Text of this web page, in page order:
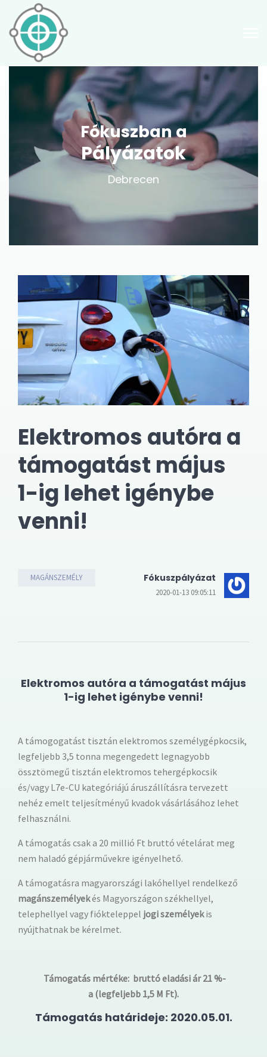
Fókuszban a
Pályázatok
Debrecen
Elektromos autóra a
támogatást május
1-ig lehet igénybe
venni!
MAGÁNSZEMÉLY Fókuszpályázat
2020-01-13 09:05:11
Elektromos autóra a támogatást május
1-ig lehet igénybe venni!
A támogogatást tisztán elektromos személygépkocsik,
legfeljebb 3,5 tonna megengedett legnagyobb
össztömegű tisztán elektromos tehergépkocsik
és/vagy L7e-CU kategóriájú áruszállításra tervezett
nehéz emelt teljesítményű kvadok vásárlásához lehet
felhasználni.
A támogatás csak a 20 millió Ft bruttó vételárat meg
nem haladó gépjárművekre igényelhető.
A támogatásra magyarországi lakóhellyel rendelkező
magánszemélyekés Magyországon székhellyel,
telephellyel vagy fiókteleppel jogi személyekis
nyújthatnak be kérelmet.
Támogatás mértéke: bruttó eladási ár 21 %-
a (legfeljebb 1,5 M Ft).
Támogatás határideje: 2020.05.01.